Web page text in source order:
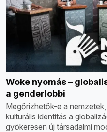
Woke nyomás –
a genderlobbi
Megőrizhetők-e a
kulturális identitás a
gyökeresen új társadalmi